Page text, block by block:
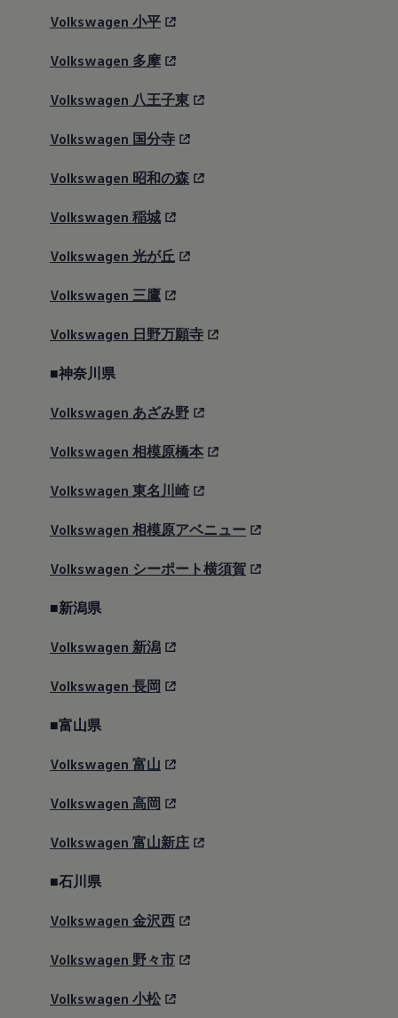
Volkswagen 小平
Volkswagen 多摩
Volkswagen 八王子東
Volkswagen 国分寺
Volkswagen 昭和の森
Volkswagen 稲城
Volkswagen 光が丘
Volkswagen 三鷹
Volkswagen 日野万願寺
■神奈川県
Volkswagen あざみ野
Volkswagen 相模原橋本
Volkswagen 東名川崎
Volkswagen 相模原アベニュー
Volkswagen シーポート横須賀
■新潟県
Volkswagen 新潟
Volkswagen 長岡
■富山県
Volkswagen 富山
Volkswagen 高岡
Volkswagen 富山新庄
■石川県
Volkswagen 金沢西
Volkswagen 野々市
Volkswagen 小松